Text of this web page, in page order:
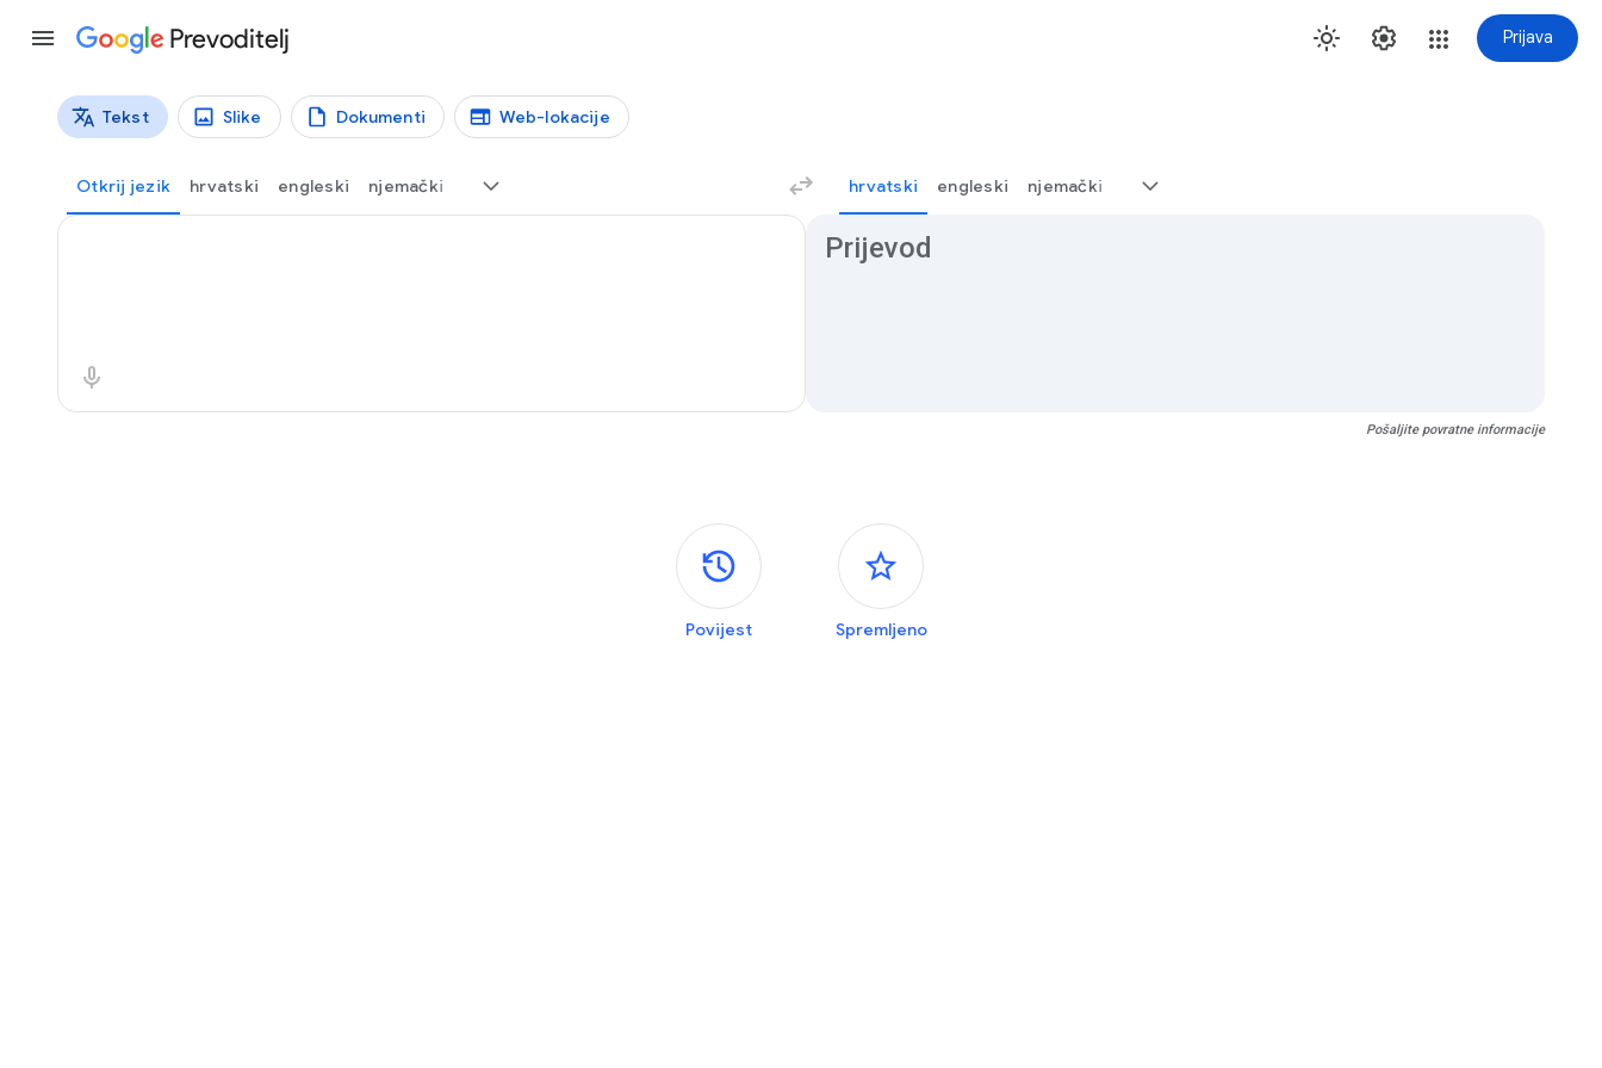
Prevoditelj Prijava
Vrste prijevoda
Tekst Slike Dokumenti Web-lokacije
Otkrij jezik hrvatski engleski njemački hrvatski engleski njemački
Izvorni tekst
Prijevod
Pošaljite povratne informacije
Bočne ploče
Povijest Spremljeno